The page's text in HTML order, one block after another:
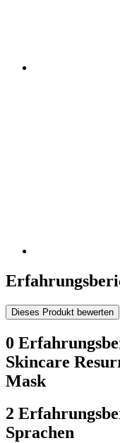
Dieses Produkt bewerten
0
Skincare
Mask
2
Sprachen